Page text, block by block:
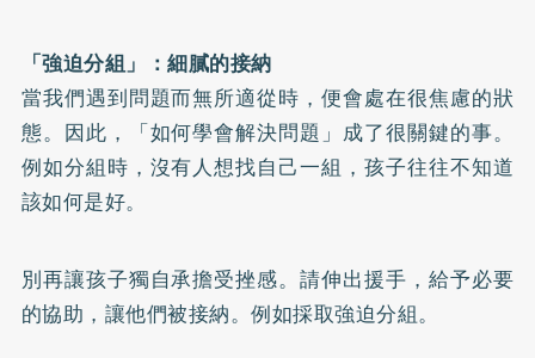
「強迫分組」：細膩的接納
當我們遇到問題而無所適從時，便會處在很焦慮的狀
態。因此，「如何學會解決問題」成了很關鍵的事。
例如分組時，沒有人想找自己一組，孩子往往不知道
該如何是好。
別再讓孩子獨自承擔受挫感。請伸出援手，給予必要
的協助，讓他們被接納。例如採取強迫分組。